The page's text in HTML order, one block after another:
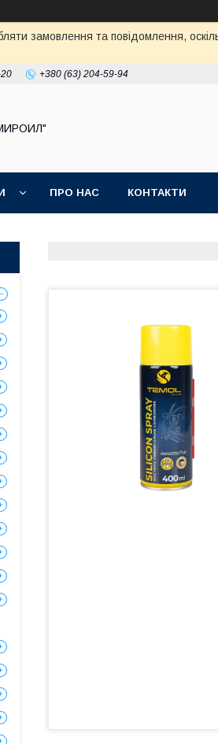
замовлення та повідомлення,
+380 (63) 204-59-94
ПРО НАС КОНТАКТИ